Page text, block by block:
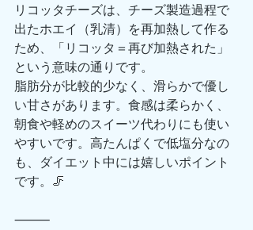
リコッタチーズは、チーズ製造過程で
出たホエイ（乳清）を再加熱して作る
ため、「リコッタ＝再び加熱された」
という意味の通りです。
脂肪分が比較的少なく、滑らかで優し
い甘さがあります。食感は柔らかく、
朝食や軽めのスイーツ代わりにも使い
やすいです。高たんぱくで低塩分なの
も、ダイエット中には嬉しいポイント
です。🦵
⸻